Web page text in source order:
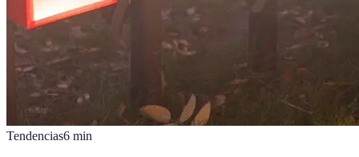
Tendencias6 min